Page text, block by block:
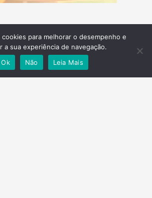
para melhorar o desempenho e
a sua experiência de navegação.
Ok
Não Leia Mais